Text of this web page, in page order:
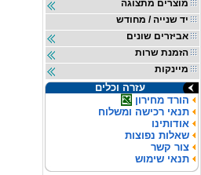
עזרה וכלים
הורד מחירון
תנאי רכישה ומשלוח
אודותינו
שאלות נפוצות
צור קשר
תנאי שימוש